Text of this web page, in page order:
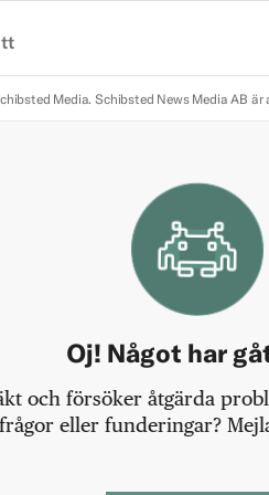
Media. Schibsted News Media AB
Oj! Något har
och försöker åtgärda
eller funderingar?